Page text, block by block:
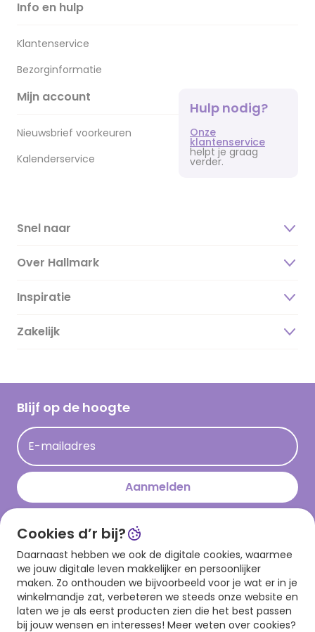
Info en hulp
Klantenservice
Bezorginformatie
Mijn account
Nieuwsbrief voorkeuren
Kalenderservice
Hulp nodig?
Onze
klantenservice
helpt je graag
verder.
Snel naar
Over Hallmark
Over ons
Duurzaamheid
Hallmark Kaartclub
Acties
Persberichten
Inspiratie
Magazine
Cadeau inspiratie
Op kamp gedichten en versjes
Leuke en grappige op kamp teksten
kamppost inspiratie
Zakelijk
Blijf op de hoogte
E-mailadres
Aanmelden
Download onze app
Cookies d’r bij?
Daarnaast hebben we ook de digitale cookies, waarmee
we jouw digitale leven makkelijker en persoonlijker
maken. Zo onthouden we bijvoorbeeld voor je wat er in je
winkelmandje zat, verbeteren we steeds onze website en
laten we je als eerst producten zien die het best passen
bij jouw wensen en interesses! Meer weten over cookies?